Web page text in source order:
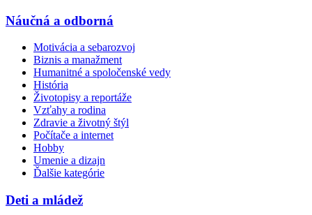
Náučná a odborná
Motivácia a sebarozvoj
Biznis a manažment
Humanitné a spoločenské vedy
História
Životopisy a reportáže
Vzťahy a rodina
Zdravie a životný štýl
Počítače a internet
Hobby
Umenie a dizajn
Ďalšie kategórie
Deti a mládež